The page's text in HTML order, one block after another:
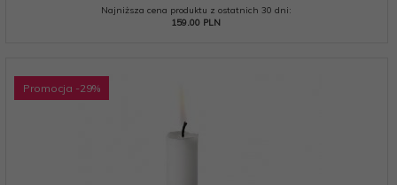
Najniższa cena produktu z ostatnich 30 dni:
159.00 PLN
Promocja -29%